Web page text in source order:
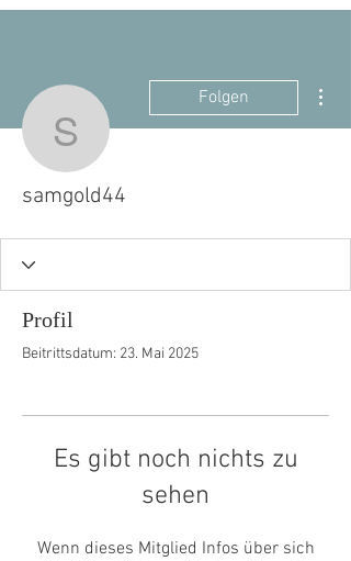
samgold44
Folgen
samgold44
Profil
Beitrittsdatum: 23. Mai 2025
Es gibt noch nichts zu
sehen
Wenn dieses Mitglied Infos über sich